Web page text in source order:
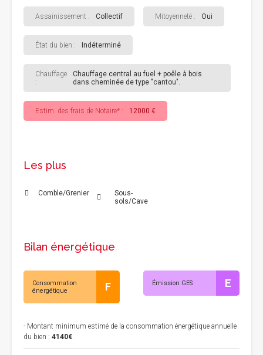
Assainissement : Collectif Mitoyenneté : Oui
État du bien : Indéterminé
Chauffage
:
Chauffage central au fuel + poêle à bois
dans cheminée de type "cantou".
Estim. des frais de Notaire* : 12000 €
Les plus
Comble/Grenier
Sous-
sols/Cave
Bilan énergétique
Consommation
énergétique
F Émission GES E
- Montant minimum estimé de la consommation énergétique annuelle
du bien : 4140€.